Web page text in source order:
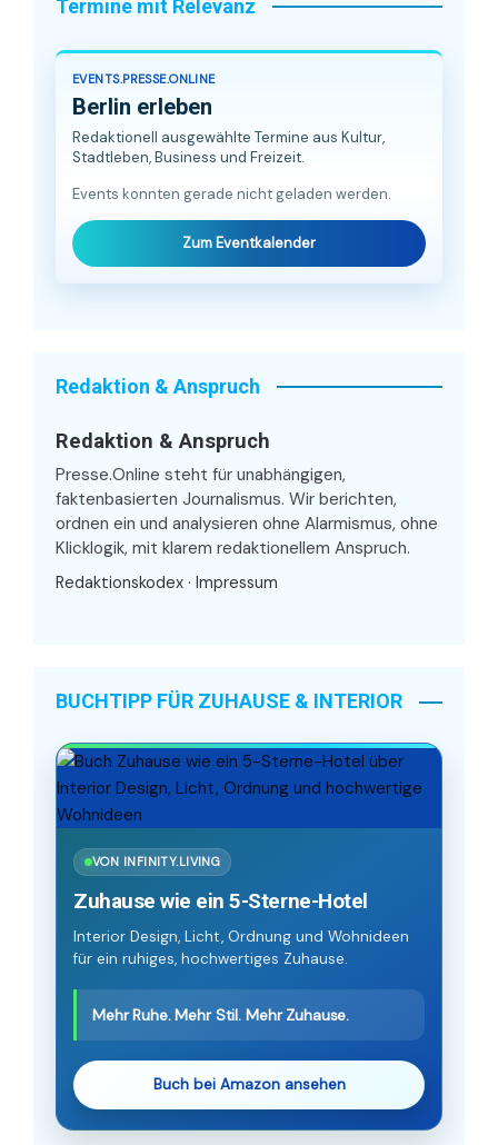
Termine mit Relevanz
EVENTS.PRESSE.ONLINE
Berlin erleben
Redaktionell ausgewählte Termine aus Kultur,
Stadtleben, Business und Freizeit.
Events konnten gerade nicht geladen werden.
Zum Eventkalender
Redaktion & Anspruch
Redaktion & Anspruch
Presse.Online steht für unabhängigen,
faktenbasierten Journalismus. Wir berichten,
ordnen ein und analysieren ohne Alarmismus, ohne
Klicklogik, mit klarem redaktionellem Anspruch.
Redaktionskodex · Impressum
BUCHTIPP FÜR ZUHAUSE & INTERIOR
VON INFINITY.LIVING
Zuhause wie ein 5-Sterne-Hotel
Interior Design, Licht, Ordnung und Wohnideen
für ein ruhiges, hochwertiges Zuhause.
Mehr Ruhe. Mehr Stil. Mehr Zuhause.
Buch bei Amazon ansehen